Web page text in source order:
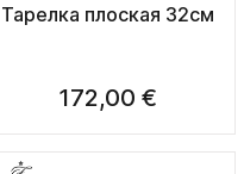
Тарелка плоская 32см
172,00 €